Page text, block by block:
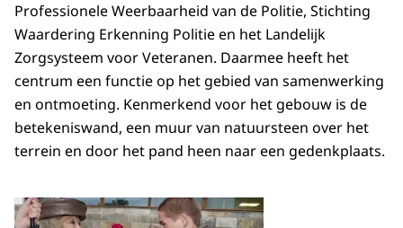
Professionele Weerbaarheid van de Politie, Stichting
Waardering Erkenning Politie en het Landelijk
Zorgsysteem voor Veteranen. Daarmee heeft het
centrum een functie op het gebied van samenwerking
en ontmoeting. Kenmerkend voor het gebouw is de
betekeniswand, een muur van natuursteen over het
terrein en door het pand heen naar een gedenkplaats.
Open de galerij in vergrote